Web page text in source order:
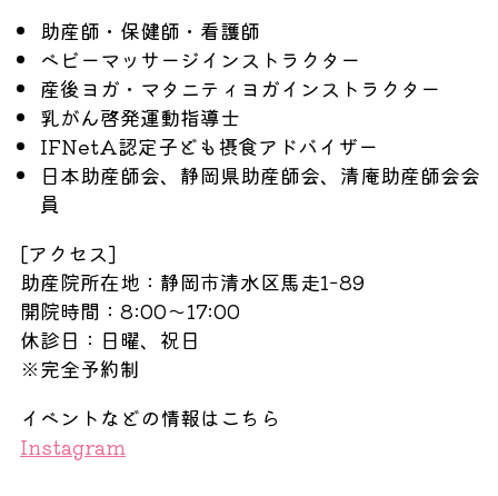
助産師・保健師・看護師
ベビーマッサージインストラクター
産後ヨガ・マタニティヨガインストラクター
乳がん啓発運動指導士
IFNetA認定子ども摂食アドバイザー
日本助産師会、静岡県助産師会、清庵助産師会会
員
[アクセス]
助産院所在地：静岡市清水区馬走1ｰ89
開院時間：8:00～17:00
休診日：日曜、祝日
※完全予約制
イベントなどの情報はこちら
Instagram